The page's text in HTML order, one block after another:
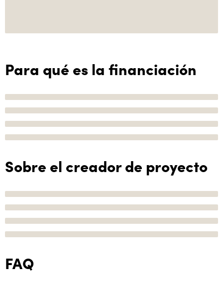
Para qué es la financiación
Sobre el creador de proyecto
FAQ